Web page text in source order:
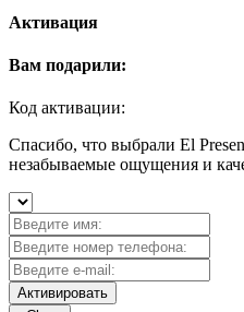
Активация
Вам подарили:
Код активации:
Спасибо, что выбрали El
незабываемые ощущения и
Активировать